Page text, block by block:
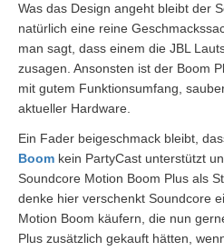
Was das Design angeht bleibt der
natürlich eine reine
man sagt, dass einem die JBL
zusagen. Ansonsten ist der Boom
mit gutem Funktionsumfang,
aktueller Hardware.
Ein Fader beigeschmack bleibt,
Boom kein PartyCast unterstützt
Soundcore Motion Boom Plus als
denke hier verschenkt Soundcore
Motion Boom käufern, die nun
Plus zusätzlich gekauft hätten,